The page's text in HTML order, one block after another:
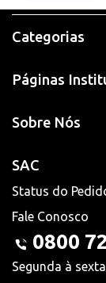
Categorias
Páginas
Sobre Nós
SAC
Status do
Fale Conosco
0800
Segunda à